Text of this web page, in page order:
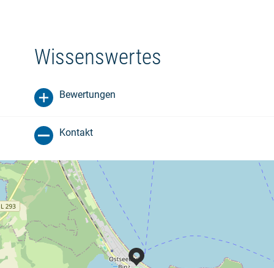
Wissenswertes
Bewertungen
Kontakt